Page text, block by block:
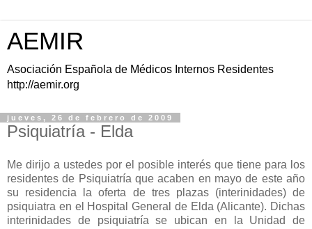
AEMIR
Asociación Española de Médicos Internos Residentes
http://aemir.org
jueves, 26 de febrero de 2009
Psiquiatría - Elda
Me dirijo a ustedes por el posible interés que tiene para los
residentes de Psiquiatría que acaben en mayo de este año
su residencia la oferta de tres plazas (interinidades) de
psiquiatra en el Hospital General de Elda (Alicante). Dichas
interinidades de psiquiatría se ubican en la Unidad de